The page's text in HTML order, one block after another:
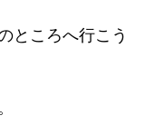
ところへ行こう